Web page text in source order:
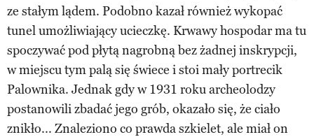
ze stałym lądem. Podobno kazał również wykopać
tunel umożliwiający ucieczkę. Krwawy hospodar ma tu
spoczywać pod płytą nagrobną bez żadnej inskrypcji,
w miejscu tym palą się świece i stoi mały portrecik
Palownika. Jednak gdy w 1931 roku archeolodzy
postanowili zbadać jego grób, okazało się, że ciało
znikło... Znaleziono co prawda szkielet, ale miał on